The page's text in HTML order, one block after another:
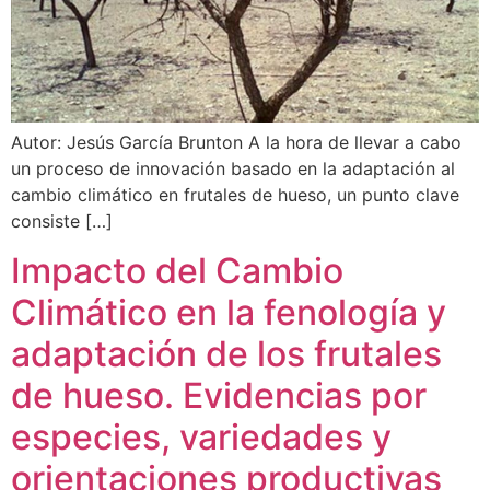
Autor: Jesús García Brunton A la hora de llevar a cabo
un proceso de innovación basado en la adaptación al
cambio climático en frutales de hueso, un punto clave
consiste […]
Impacto del Cambio
Climático en la fenología y
adaptación de los frutales
de hueso. Evidencias por
especies, variedades y
orientaciones productivas